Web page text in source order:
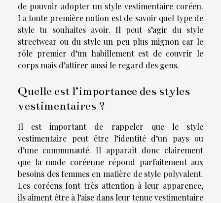
de pouvoir adopter un style vestimentaire coréen.
La toute première notion est de savoir quel type de
style tu souhaites avoir. Il peut s’agir du style
streetwear ou du style un peu plus mignon car le
rôle premier d’un habillement est de couvrir le
corps mais d’attirer aussi le regard des gens.
Quelle est l’importance des styles
vestimentaires ?
Il est important de rappeler que le style
vestimentaire peut être l’identité d’un pays ou
d’une communauté. Il apparaît donc clairement
que la mode coréenne répond parfaitement aux
besoins des femmes en matière de style polyvalent.
Les coréens font très attention à leur apparence,
ils aiment être à l’aise dans leur tenue vestimentaire